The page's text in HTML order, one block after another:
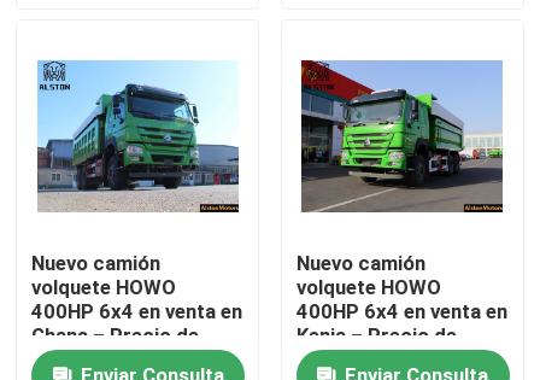
Productos
Sobre nosotros
Visita a la fábrica
Control de Calidad
Nuevo camión
volquete HOWO
400HP 6x4 en venta en
Ghana – Precio de
camión volquete de
Enviar Consulta
Nuevo camión
volquete HOWO
400HP 6x4 en venta en
Kenia – Precio de
camión volquete de
Enviar Consulta